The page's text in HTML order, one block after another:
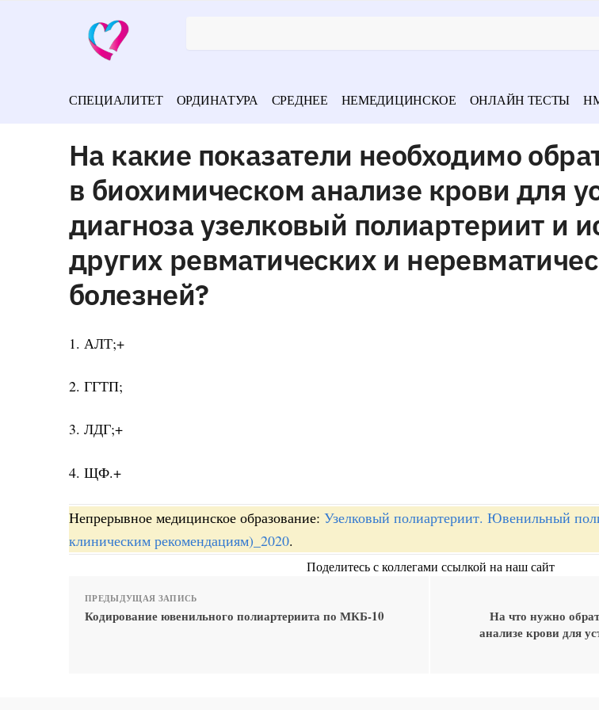
СПЕЦИАЛИТЕТ ОРДИНАТУРА СРЕДНЕЕ НЕМЕДИЦИНСКОЕ ОНЛАЙН ТЕСТЫ
На какие показатели необходимо
в биохимическом анализе крови для
диагноза узелковый полиартериит и
других ревматических и
болезней?
1. АЛТ;+
2. ГГТП;
3. ЛДГ;+
4. ЩФ.+
Непрерывное медицинское образование: Узелковый полиартериит. Ювенильный
клиническим рекомендациям)_2020.
Поделитесь с коллегами ссылкой на наш сайт
ПРЕДЫДУЩАЯ ЗАПИСЬ
Кодирование ювенильного полиартериита по МКБ-10
На что нужно
анализе крови для